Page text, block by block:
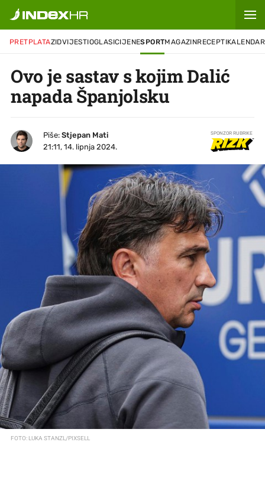
PRETPLATAZIDVIJESTIOGLASICIJENESPORTMAGAZINRECEPTIKALENDAR
Ovo je sastav s kojim Dalić
napada Španjolsku
Piše: Stjepan Mati
21:11, 14. lipnja 2024.
SPONZOR RUBRIKE
FOTO: LUKA STANZL/PIXSELL